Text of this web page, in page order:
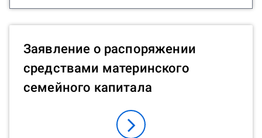
Заявление о распоряжении
средствами материнского
семейного капитала